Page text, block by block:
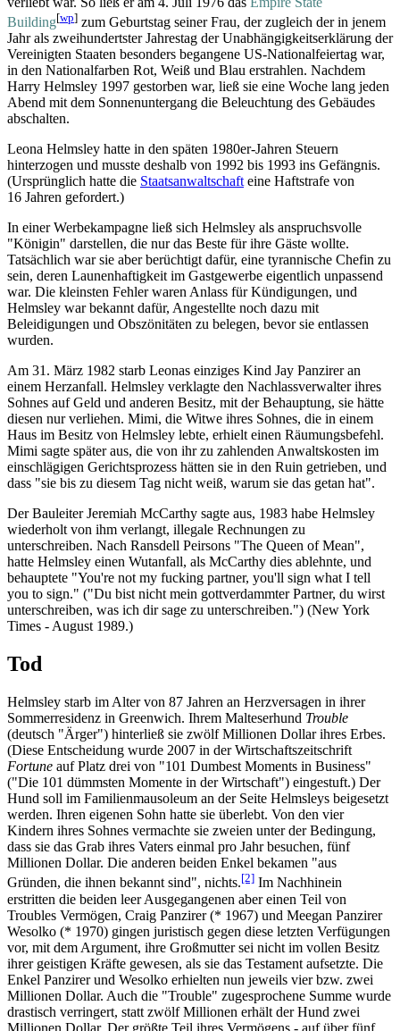
Building[wp] zum Geburtstag seiner Frau, der zugleich der in jenem
Jahr als zwei­hundertster Jahrestag der Unabhängigkeits­erklärung der
Vereinigten Staaten besonders begangene US-National­feiertag war,
in den National­farben Rot, Weiß und Blau erstrahlen. Nachdem
Harry Helmsley 1997 gestorben war, ließ sie eine Woche lang jeden
Abend mit dem Sonnenuntergang die Beleuchtung des Gebäudes
abschalten.
Leona Helmsley hatte in den späten 1980er-Jahren Steuern
hinterzogen und musste deshalb von 1992 bis 1993 ins Gefängnis.
(Ursprünglich hatte die Staatsanwaltschafteine Haftstrafe von
16 Jahren gefordert.)
In einer Werbekampagne ließ sich Helmsley als anspruchsvolle
"Königin" darstellen, die nur das Beste für ihre Gäste wollte.
Tatsächlich war sie aber berüchtigt dafür, eine tyrannische Chefin zu
sein, deren Launen­haftigkeit im Gastgewerbe eigentlich unpassend
war. Die kleinsten Fehler waren Anlass für Kündigungen, und
Helmsley war bekannt dafür, Angestellte noch dazu mit
Beleidigungen und Obszönitäten zu belegen, bevor sie entlassen
wurden.
Am 31. März 1982 starb Leonas einziges Kind Jay Panzirer an
einem Herzanfall. Helmsley verklagte den Nachlass­verwalter ihres
Sohnes auf Geld und anderen Besitz, mit der Behauptung, sie hätte
diesen nur verliehen. Mimi, die Witwe ihres Sohnes, die in einem
Haus im Besitz von Helmsley lebte, erhielt einen Räumungs­befehl.
Mimi sagte später aus, die von ihr zu zahlenden Anwaltskosten im
einschlägigen Gerichtsprozess hätten sie in den Ruin getrieben, und
dass "sie bis zu diesem Tag nicht weiß, warum sie das getan hat".
Der Bauleiter Jeremiah McCarthy sagte aus, 1983 habe Helmsley
wiederholt von ihm verlangt, illegale Rechnungen zu
unterschreiben. Nach Ransdell Peirsons "The Queen of Mean",
hatte Helmsley einen Wutanfall, als McCarthy dies ablehnte, und
behauptete "You're not my fucking partner, you'll sign what I tell
you to sign." ("Du bist nicht mein gottverdammter Partner, du wirst
unterschreiben, was ich dir sage zu unterschreiben.") (New York
Times - August 1989.)
Tod
Helmsley starb im Alter von 87 Jahren an Herzversagen in ihrer
Sommer­residenz in Greenwich. Ihrem Malteserhund Trouble
(deutsch "Ärger") hinterließ sie zwölf Millionen Dollar ihres Erbes.
(Diese Entscheidung wurde 2007 in der Wirtschafts­zeitschrift
Fortune auf Platz drei von "101 Dumbest Moments in Business"
("Die 101 dümmsten Momente in der Wirtschaft") eingestuft.) Der
Hund soll im Familien­mausoleum an der Seite Helmsleys beigesetzt
werden. Ihren eigenen Sohn hatte sie überlebt. Von den vier
Kindern ihres Sohnes vermachte sie zweien unter der Bedingung,
dass sie das Grab ihres Vaters einmal pro Jahr besuchen, fünf
Millionen Dollar. Die anderen beiden Enkel bekamen "aus
Gründen, die ihnen bekannt sind", nichts.[2] Im Nachhinein
erstritten die beiden leer Ausgegangenen aber einen Teil von
Troubles Vermögen, Craig Panzirer (* 1967) und Meegan Panzirer
Wesolko (* 1970) gingen juristisch gegen diese letzten Verfügungen
vor, mit dem Argument, ihre Großmutter sei nicht im vollen Besitz
ihrer geistigen Kräfte gewesen, als sie das Testament aufsetzte. Die
Enkel Panzirer und Wesolko erhielten nun jeweils vier bzw. zwei
Millionen Dollar. Auch die "Trouble" zugesprochene Summe wurde
drastisch verringert, statt zwölf Millionen erhält der Hund zwei
Millionen Dollar. Der größte Teil ihres Vermögens - auf über fünf